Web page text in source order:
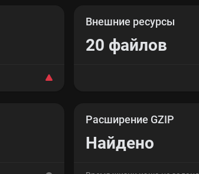
Внешние ресурсы
20 файлов
Расширение GZIP
Найдено